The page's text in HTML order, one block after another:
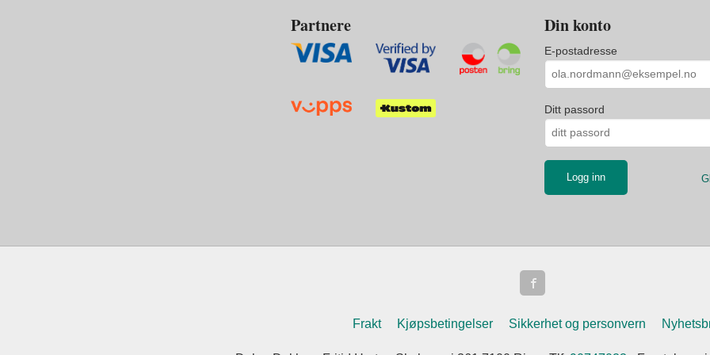
Partnere Din konto
E-postadresse
Ditt passord
Frakt Kjøpsbetingelser Sikkerhet og personvern